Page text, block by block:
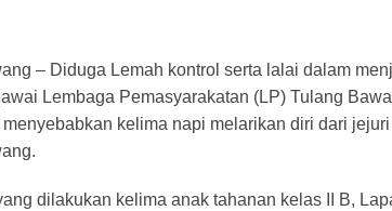
– Diduga Lemah kontrol serta lalai dalam
Lembaga Pemasyarakatan (LP) Tulang
kelima napi melarikan diri dari
dilakukan kelima anak tahanan kelas II B,